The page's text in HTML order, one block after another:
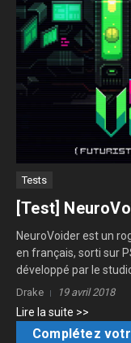
Tests
[Test]
NeuroVoider est un
en français, sorti sur
développé par le
Drake 19 avril 2018
Lire la suite >>
Complétez